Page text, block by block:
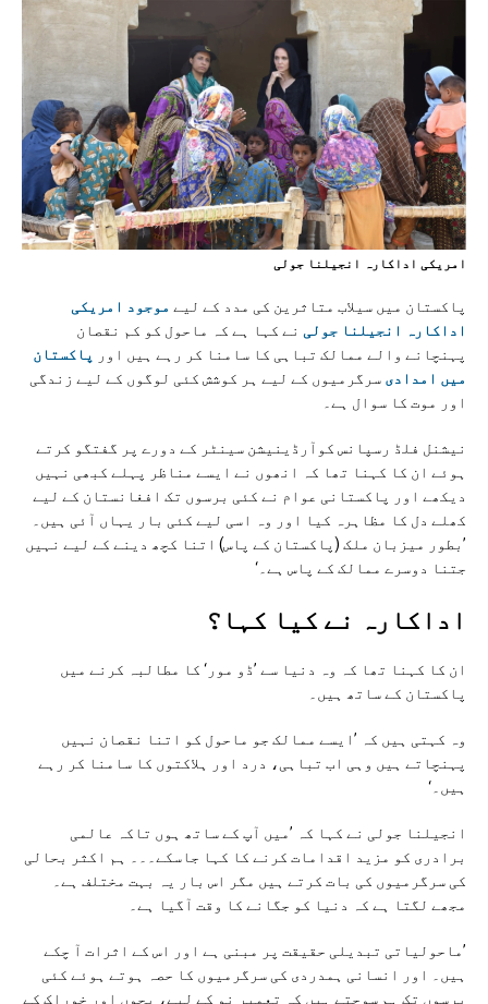
امریکی اداکارہ انجیلنا جولی
پاکستان میں سیلاب متاثرین کی مدد کے لیے موجود امریکی
اداکارہ انجیلنا جولی نے کہا ہے کہ ماحول کو کم نقصان
پہنچانے والے ممالک تباہی کا سامنا کر رہے ہیں اور
پاکستان
میں امدادی سرگرمیوں کے لیے ہر کوشش کئی لوگوں کے لیے زندگی
اور موت کا سوال ہے۔
نیشنل فلڈ رسپانس کوآرڈینیشن سینٹر کے دورے پر گفتگو کرتے
ہوئے ان کا کہنا تھا کہ انھوں نے ایسے مناظر پہلے کبھی نہیں
دیکھے اور پاکستانی عوام نے کئی برسوں تک افغانستان کے لیے
کھلے دل کا مظاہرہ کیا اور وہ اسی لیے کئی بار یہاں آئی ہیں۔
’بطور میزبان ملک (پاکستان کے پاس) اتنا کچھ دینے کے لیے نہیں
جتنا دوسرے ممالک کے پاس ہے۔‘
اداکارہ نے کيا کہا؟
ان کا کہنا تھا کہ وہ دنیا سے ’ڈو مور‘ کا مطالبہ کرنے میں
پاکستان کے ساتھ ہیں۔
وہ کہتی ہیں کہ ’ایسے ممالک جو ماحول کو اتنا نقصان نہیں
پہنچاتے ہیں وہی اب تباہی، درد اور ہلاکتوں کا سامنا کر رہے
ہیں۔‘
انجیلنا جولی نے کہا کہ ’میں آپ کے ساتھ ہوں تاکہ عالمی
برادری کو مزید اقدامات کرنے کا کہا جاسکے۔۔۔ ہم اکثر بحالی
کی سرگرمیوں کی بات کرتے ہیں مگر اس بار یہ بہت مختلف ہے۔
مجھے لگتا ہے کہ دنیا کو جگانے کا وقت آگیا ہے۔
’ماحولیاتی تبدیلی حقیقت پر مبنی ہے اور اس کے اثرات آ چکے
ہیں۔ اور انسانی ہمدردی کی سرگرمیوں کا حصہ ہوتے ہوئے کئی
برسوں تک ہم سوچتے ہیں کہ تعمیر نو کے لیے، بچوں اور خوراک کے